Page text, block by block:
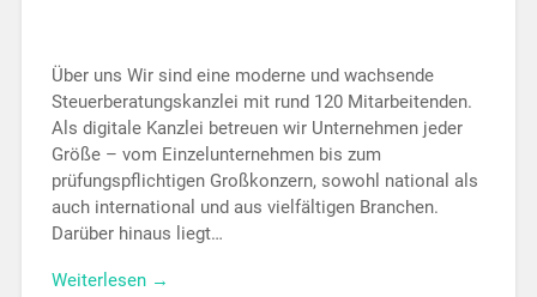
Über uns Wir sind eine moderne und wachsende
Steuerberatungskanzlei mit rund 120 Mitarbeitenden.
Als digitale Kanzlei betreuen wir Unternehmen jeder
Größe – vom Einzelunternehmen bis zum
prüfungspflichtigen Großkonzern, sowohl national als
auch international und aus vielfältigen Branchen.
Darüber hinaus liegt…
Weiterlesen →